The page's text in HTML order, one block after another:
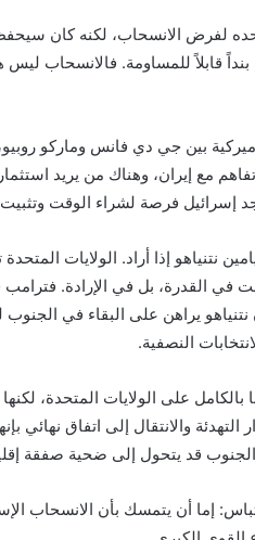
لفرض الانسحاب، لكنه كان سيحفظ
قابلاً للمساومة. فالانسحاب
بين جي دي فانس وماركو
مع إيران، وهناك من يريد
إسرائيل فرصة لشراء الوقت وتثبيت
نتنياهو إذا أراد. الولايات
في القدرة، بل في الإرادة.
يراهن على البقاء في الجنوب
النصفية.
على الولايات المتحدة،
والانتقال إلى اتفاق نهائي
قد يتحول إلى ضحية صفقة
إما أن يتمسك بأن الانسحاب